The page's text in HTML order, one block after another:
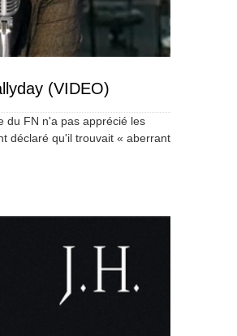
(VIDEO)
du FN n'a pas apprécié les
déclaré qu'il trouvait « aberrant